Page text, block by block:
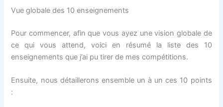
Vue globale des 10 enseignements
Pour commencer, afin que vous ayez une vision globale de
ce qui vous attend, voici en résumé la liste des 10
enseignements que j’ai pu tirer de mes compétitions.
Ensuite, nous détaillerons ensemble un à un ces 10 points
: